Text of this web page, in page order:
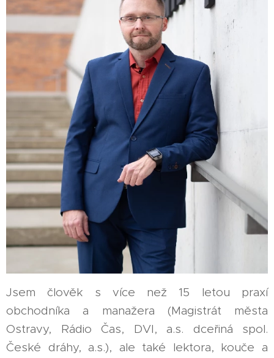
Jsem člověk s více než 15 letou praxí
obchodníka a manažera (Magistrát města
Ostravy, Rádio Čas, DVI, a.s. dceřiná spol.
České dráhy, a.s.), ale také lektora, kouče a